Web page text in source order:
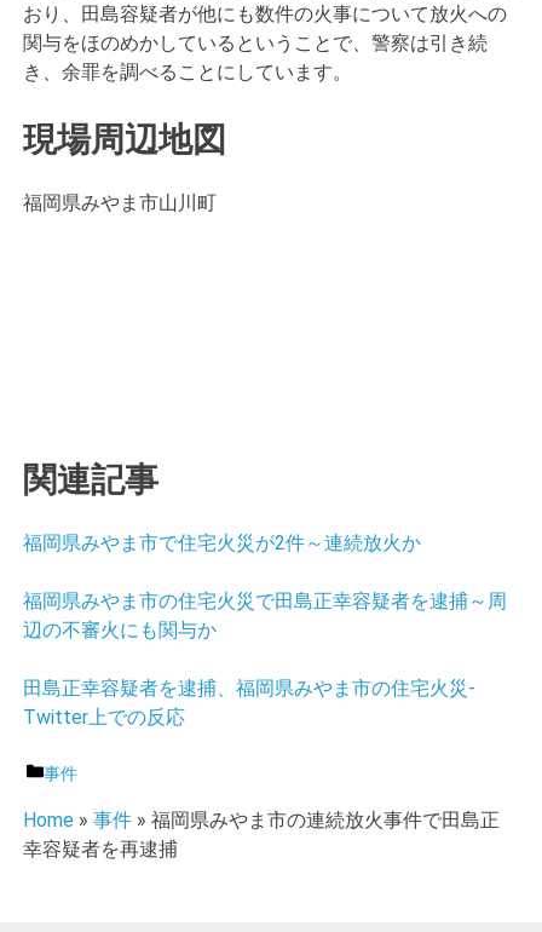
おり、田島容疑者が他にも数件の火事について放火への
関与をほのめかしているということで、警察は引き続
き、余罪を調べることにしています。
現場周辺地図
福岡県みやま市山川町
関連記事
福岡県みやま市で住宅火災が2件～連続放火か
福岡県みやま市の住宅火災で田島正幸容疑者を逮捕～周
辺の不審火にも関与か
田島正幸容疑者を逮捕、福岡県みやま市の住宅火災‐
Twitter上での反応
カ
ゴ
リ
事件
Home »事件 »福岡県みやま市の連続放火事件で田島正
幸容疑者を再逮捕